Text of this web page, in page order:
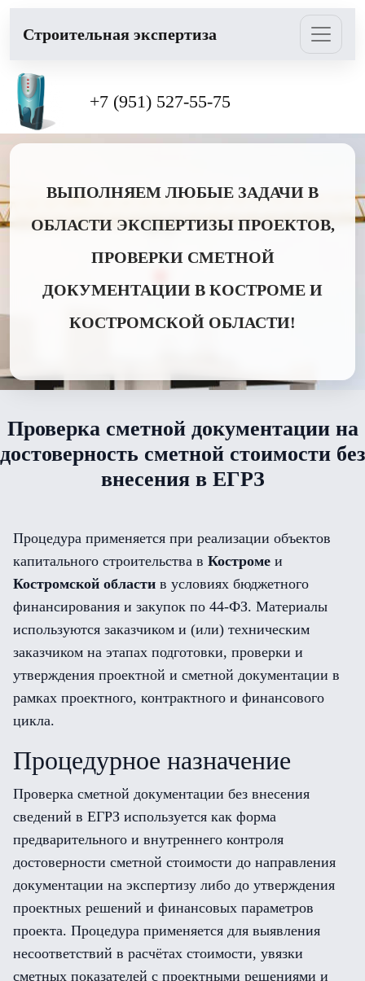
Cтроительная экспертиза
+7 (951) 527-55-75
ВЫПОЛНЯЕМ ЛЮБЫЕ ЗАДАЧИ В
ОБЛАСТИ ЭКСПЕРТИЗЫ ПРОЕКТОВ,
ПРОВЕРКИ СМЕТНОЙ
ДОКУМЕНТАЦИИ В КОСТРОМЕ И
КОСТРОМСКОЙ ОБЛАСТИ!
Проверка сметной документации на
достоверность сметной стоимости без
внесения в ЕГРЗ
Процедура применяется при реализации объектов
капитального строительства в Костроме и
Костромской области в условиях бюджетного
финансирования и закупок по 44-ФЗ. Материалы
используются заказчиком и (или) техническим
заказчиком на этапах подготовки, проверки и
утверждения проектной и сметной документации в
рамках проектного, контрактного и финансового
цикла.
Процедурное назначение
Проверка сметной документации без внесения
сведений в ЕГРЗ используется как форма
предварительного и внутреннего контроля
достоверности сметной стоимости до направления
документации на экспертизу либо до утверждения
проектных решений и финансовых параметров
проекта. Процедура применяется для выявления
несоответствий в расчётах стоимости, увязки
сметных показателей с проектными решениями и